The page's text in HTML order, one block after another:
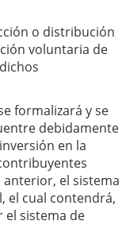
o distribución
voluntaria de
formalizará y se
debidamente
en la
el sistema
el cual contendrá,
el sistema de